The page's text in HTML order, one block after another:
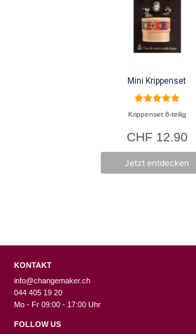
Mini Krippenset
von 5
Krippenset 6-teilig
CHF12.90
Jetzt entdecken
KONTAKT
info@changemaker.ch
044 405 19 20
Mo - Fr 09:00 - 17:00 Uhr
FOLLOW US